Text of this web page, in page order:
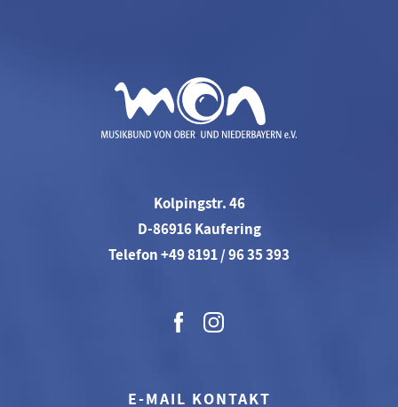
Kolpingstr. 46
D-86916 Kaufering
Telefon +49 8191 / 96 35 393
E-MAIL KONTAKT